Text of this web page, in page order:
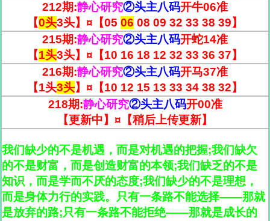
212期:静心研究②头主八码开牛06准
【0头3头】¤【05 06 08 09 32 33 38 39】
215期:静心研究②头主八码开蛇14准
【1头3头】¤【10 16 18 12 32 33 36 37】
216期:静心研究②头主八码开马37准
【1头3头】¤【10 12 15 13 33 34 38 32】
218期:静心研究②头主八码开00准
【更新中】¤【稍后上传更新】
我们缺少的不是机遇，而是对机遇的把握;我们缺欠
的不是财富，而是创造财富的本领;我们缺乏的不是
知识，而是学而不厌的态度;我们缺少的不是理想，
而是身体力行的实践。只有一条路不能选择——那就
是放弃的路;只有一条路不能拒绝——那就是成长的